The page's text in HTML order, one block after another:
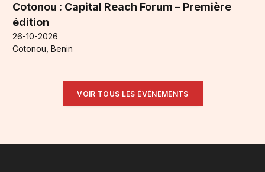
Cotonou : Capital Reach Forum – Première
édition
26-10-2026
Cotonou, Benin
VOIR TOUS LES ÉVÉNEMENTS